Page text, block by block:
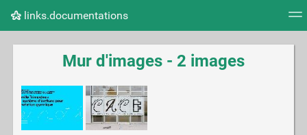
links.documentations
Nuage de tags Mur d'images Quotidien Flux
Mur d'images - 2 images